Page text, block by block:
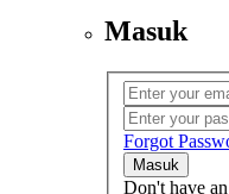
Masuk
Forgot
Masuk
Don't have